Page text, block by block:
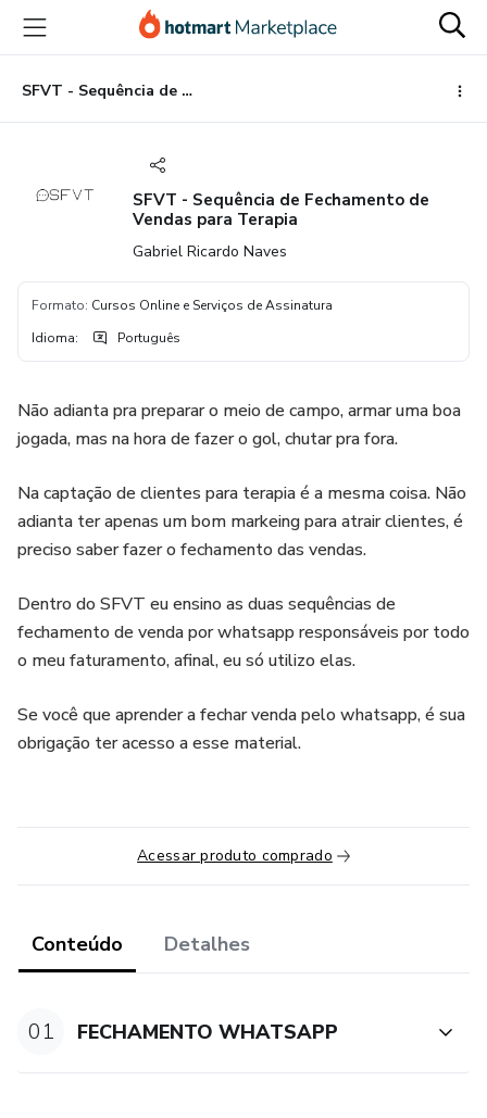
para
conteúdo
principal
para
pagamento
para
rodapé
SFVT - Sequência de Fechamento de Vendas para Terapia
SFVT - Sequência de Fechamento de
Vendas para Terapia
Gabriel Ricardo Naves
Formato: Cursos Online e Serviços de Assinatura
Idioma: Português
Não adianta pra preparar o meio de campo, armar uma boa
jogada, mas na hora de fazer o gol, chutar pra fora.
Na captação de clientes para terapia é a mesma coisa. Não
adianta ter apenas um bom markeing para atrair clientes, é
preciso saber fazer o fechamento das vendas.
Dentro do SFVT eu ensino as duas sequências de
fechamento de venda por whatsapp responsáveis por todo
o meu faturamento, afinal, eu só utilizo elas.
Se você que aprender a fechar venda pelo whatsapp, é sua
obrigação ter acesso a esse material.
Acessar produto comprado
Conteúdo Detalhes
01 FECHAMENTO WHATSAPP